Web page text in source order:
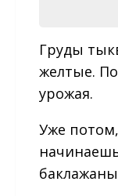
Груды
желтые.
урожая.
Уже